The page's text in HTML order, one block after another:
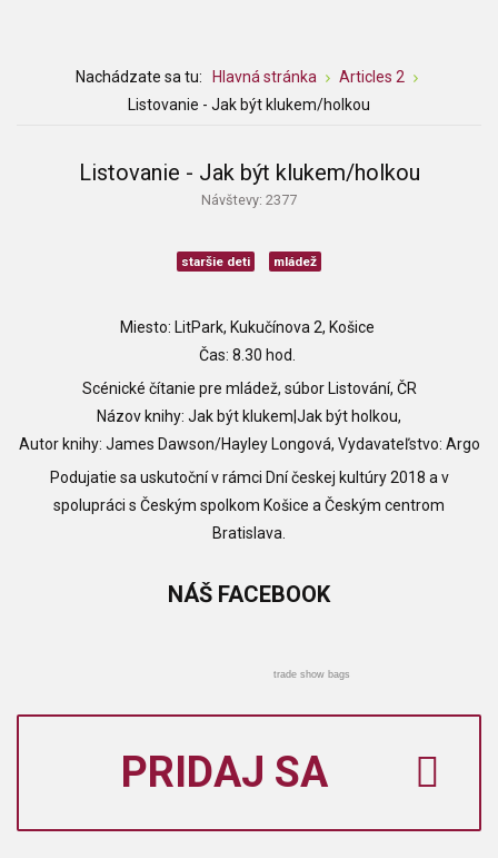
Nachádzate sa tu: Hlavná stránka
Articles 2
Listovanie - Jak být klukem/holkou
Listovanie - Jak být klukem/holkou
Návštevy: 2377
staršie deti mládež
Miesto: LitPark, Kukučínova 2, Košice
Čas: 8.30 hod.
Scénické čítanie pre mládež, súbor Listování, ČR
Názov knihy: Jak být klukem|Jak být holkou,
Autor knihy: James Dawson/Hayley Longová, Vydavateľstvo: Argo
Podujatie sa uskutoční v rámci Dní českej kultúry 2018 a v
spolupráci s Českým spolkom Košice a Českým centrom
Bratislava.
NÁŠ FACEBOOK
trade show bags
PRIDAJ SA